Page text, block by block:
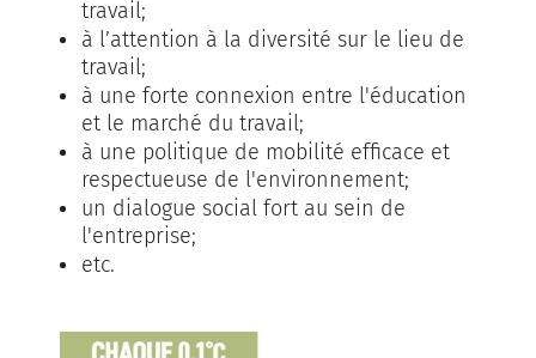
travail;
à l’attention à la diversité sur le lieu de
travail;
à une forte connexion entre l'éducation
et le marché du travail;
à une politique de mobilité efficace et
respectueuse de l'environnement;
un dialogue social fort au sein de
l'entreprise;
etc.